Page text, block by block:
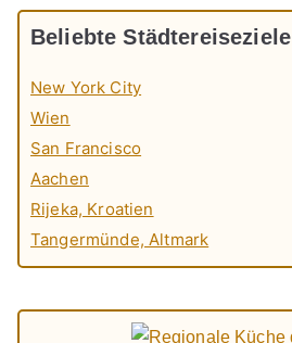
Beliebte Städtereiseziele
New York City
Wien
San Francisco
Aachen
Rijeka, Kroatien
Tangermünde, Altmark